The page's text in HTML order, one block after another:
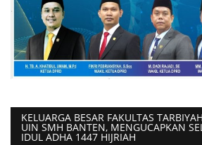
KELUARGA BESAR FAKULTAS
UIN SMH BANTEN, MENGUCAPKAN
IDUL ADHA 1447 HIJRIAH